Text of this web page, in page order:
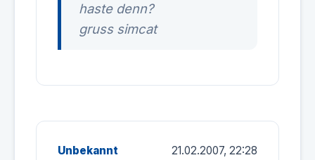
haste denn?
gruss simcat
Unbekannt 21.02.2007, 22:28